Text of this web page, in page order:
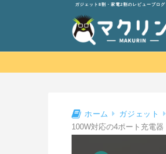
ガジェット8割・家電2割のレビューブログ
ホーム ガジェット
100W対応の4ポート充電器